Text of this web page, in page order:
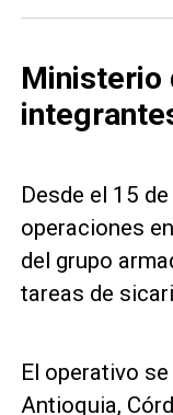
Ministerio
Desde el 15
operaciones
del grupo
tareas de
El operativo
Antioquia,